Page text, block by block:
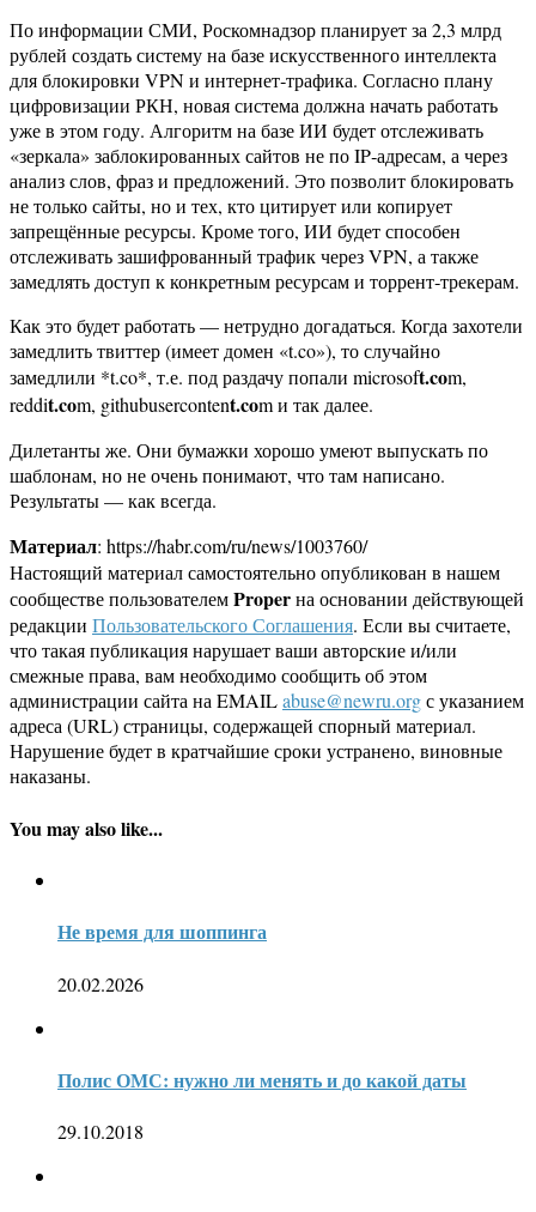
По информации СМИ, Роскомнадзор планирует за 2,3 млрд
рублей создать систему на базе искусственного интеллекта
для блокировки VPN и интернет‑трафика. Согласно плану
цифровизации РКН, новая система должна начать работать
уже в этом году. Алгоритм на базе ИИ будет отслеживать
«зеркала» заблокированных сайтов не по IP‑адресам, а через
анализ слов, фраз и предложений. Это позволит блокировать
не только сайты, но и тех, кто цитирует или копирует
запрещённые ресурсы. Кроме того, ИИ будет способен
отслеживать зашифрованный трафик через VPN, а также
замедлять доступ к конкретным ресурсам и торрент‑трекерам.
Как это будет работать — нетрудно догадаться. Когда захотели
замедлить твиттер (имеет домен «t.co»), то случайно
замедлили *t.co*, т.е. под раздачу попали microsoft.com,
reddit.com, githubusercontent.com и так далее.
Дилетанты же. Они бумажки хорошо умеют выпускать по
шаблонам, но не очень понимают, что там написано.
Результаты — как всегда.
Материал: https://habr.com/ru/news/1003760/
Настоящий материал самостоятельно опубликован в нашем
сообществе пользователемProperна основании действующей
редакции Пользовательского Соглашения. Если вы считаете,
что такая публикация нарушает ваши авторские и/или
смежные права, вам необходимо сообщить об этом
администрации сайта на EMAILabuse@newru.orgс указанием
адреса (URL) страницы, содержащей спорный материал.
Нарушение будет в кратчайшие сроки устранено, виновные
наказаны.
You may also like...
Не время для шоппинга
20.02.2026
Полис ОМС: нужно ли менять и до какой даты
29.10.2018